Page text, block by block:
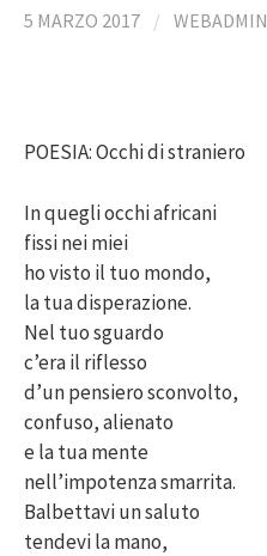
5 MARZO 2017 / WEBADMIN
POESIA: Occhi di straniero
In quegli occhi africani
fissi nei miei
ho visto il tuo mondo,
la tua disperazione.
Nel tuo sguardo
c’era il riflesso
d’un pensiero sconvolto,
confuso, alienato
e la tua mente
nell’impotenza smarrita.
Balbettavi un saluto
tendevi la mano,